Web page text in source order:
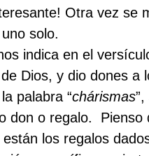
Otra vez se
solo.
indica en el
Dios, y dio dones a
palabra “chárismas
don o regalo.
Pienso
los regalos